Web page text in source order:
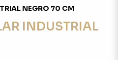
NEGRO 70 CM
INDUSTRIAL